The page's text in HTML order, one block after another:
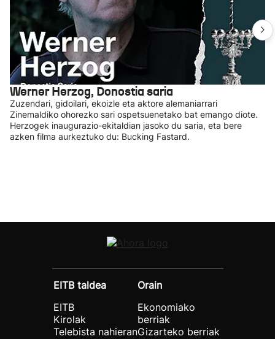
Werner Herzog, Donostia saria
Zuzendari, gidoilari, ekoizle eta aktore alemaniarrari
Zinemaldiko ohorezko sari ospetsuenetako bat emango diote.
Herzogek inaugurazio-ekitaldian jasoko du saria, eta bere
azken filma aurkeztuko du: Bucking Fastard.
EITB taldea
EITB
Kirolak
Telebista nahieran
Orain
Ekonomiako
berriak
Gizarteko berriak